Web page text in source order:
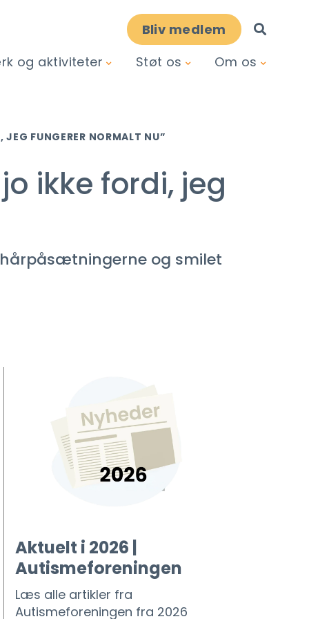
Bliv medlem
og aktiviteter Støt os Om os
FUNGERER NORMALT NU”
ikke fordi, jeg
hårpåsætningerne og smilet
Aktuelt i 2026 |
Autismeforeningen
Læs alle artikler fra
Autismeforeningen fra 2026